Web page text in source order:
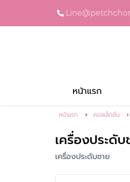
หน้าแรก
หน้าแรก คอลเล็กชั่น
เครื่องประดับ
เครื่องประดับชาย